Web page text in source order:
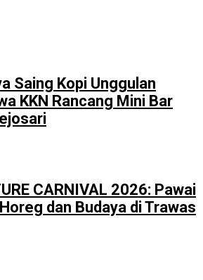
Saing Kopi Unggulan
KKN Rancang Mini Bar
CARNIVAL 2026: Pawai
dan Budaya di Trawas